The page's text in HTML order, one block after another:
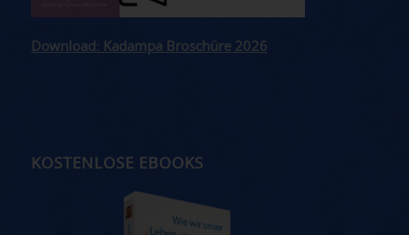
Download: Kadampa Broschüre 2026
KOSTENLOSE EBOOKS